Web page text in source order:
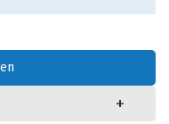
+